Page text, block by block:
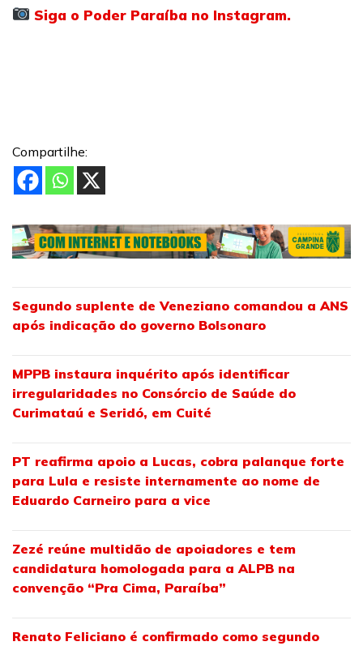
Siga o Poder Paraíba no Instagram.
Compartilhe:
Segundo suplente de Veneziano comandou a ANS
após indicação do governo Bolsonaro
MPPB instaura inquérito após identificar
irregularidades no Consórcio de Saúde do
Curimataú e Seridó, em Cuité
PT reafirma apoio a Lucas, cobra palanque forte
para Lula e resiste internamente ao nome de
Eduardo Carneiro para a vice
Zezé reúne multidão de apoiadores e tem
candidatura homologada para a ALPB na
convenção “Pra Cima, Paraíba”
Renato Feliciano é confirmado como segundo